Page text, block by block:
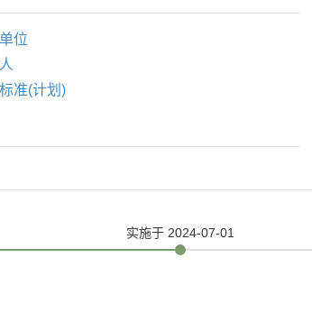
位
准(计划)
实施于 2024-07-01